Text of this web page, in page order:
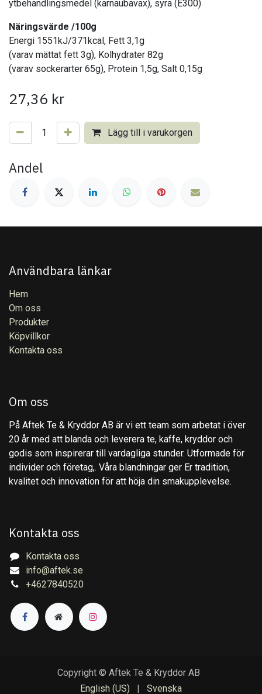
ytbehandlingsmedel (karnaubavax), syra (E300)
Näringsvärde /100g
Energi 1551kJ/371kcal, Fett 3,1g
(varav mättat fett 3g), Kolhydrater 82g
(varav sockerarter 65g), Protein 1,5g, Salt 0,15g
27,36 kr
Lägg till i varukorgen
Andel
Användbara länkar
Hem
Om oss
Produkter
Köpvillkor
Kontakta oss
Om oss
På Aftek Te & Kryddor AB är vi ett team som arbetat i över
20 år med att blanda och leverera te, kaffe, kryddor och
godis som inspirerar till vardagliga stunder. Utformade för
individer och företag,. Våra blandningar ger Er tradition,
kvalitet och innovation för att höja din smakupplevelse.
Kontakta oss
Kontakta oss
info@aftek.se
+4627840520
Copyright © Aftek Te & Kryddor AB
English (US)
| Svenska